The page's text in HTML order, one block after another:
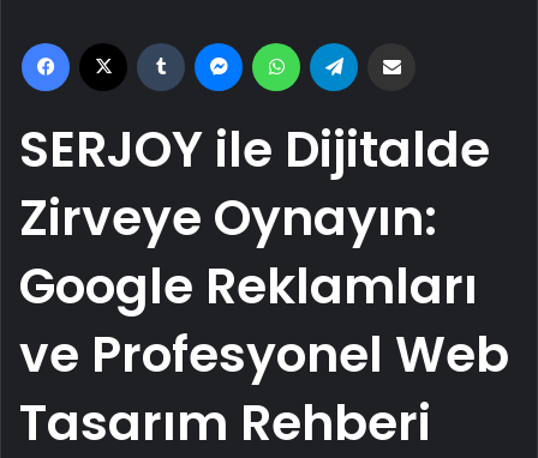
Facebook Tumblr MessengerWhatsApp
SERJOY ile Dijitalde
Zirveye Oynayın:
Google Reklamları
ve Profesyonel Web
Tasarım Rehberi